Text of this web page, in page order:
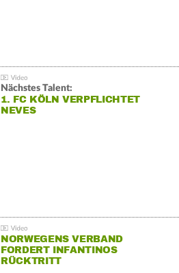
Nächstes Talent:
1. FC KÖLN VERPFLICHTET
NEVES
NORWEGENS VERBAND
FORDERT INFANTINOS
RÜCKTRITT